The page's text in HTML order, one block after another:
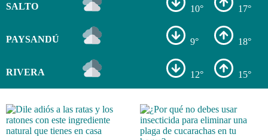
SALTO 10° 17°
PAYSANDÚ 9° 18°
RIVERA 12° 15°